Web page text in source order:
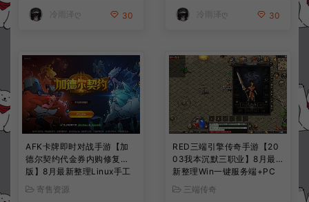
冷雨泽ღ 30
+视频教程
冷雨泽ღ 30
AFK卡牌即时对战手游【加
德尔契约代金券内购修复
版】8月最新整理Linux手工
服务端+前后端全套源码+CD
K授权后台+安卓苹果双端
寄售资源
RED三端引擎传奇手游【20
03我本沉默三职业】8月最
新整理Win一键服务端+PC
安卓+详细搭建教程
三端传奇